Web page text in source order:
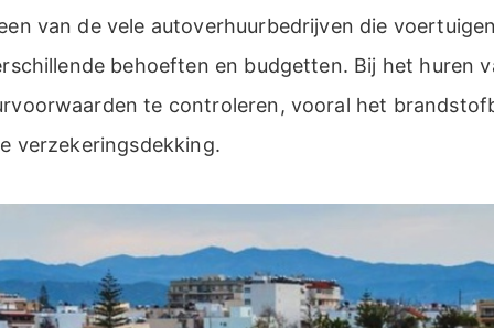
van de vele autoverhuurbedrijven die
behoeften en budgetten. Bij het huren
te controleren, vooral het
verzekeringsdekking.